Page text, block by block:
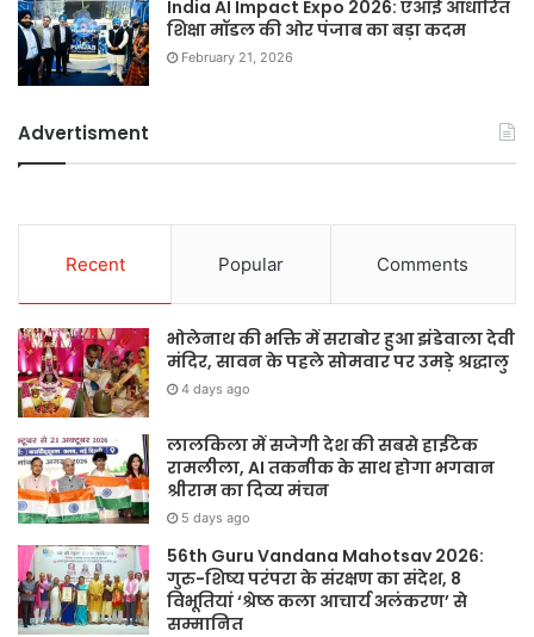
India AI Impact Expo 2026: एआई आधारित
शिक्षा मॉडल की ओर पंजाब का बड़ा कदम
February 21, 2026
Advertisment
Recent Popular Comments
भोलेनाथ की भक्ति में सराबोर हुआ झंडेवाला देवी
मंदिर, सावन के पहले सोमवार पर उमड़े श्रद्धालु
4 days ago
लालकिला में सजेगी देश की सबसे हाईटेक
रामलीला, AI तकनीक के साथ होगा भगवान
श्रीराम का दिव्य मंचन
5 days ago
56th Guru Vandana Mahotsav 2026:
गुरु-शिष्य परंपरा के संरक्षण का संदेश, 8
विभूतियां ‘श्रेष्ठ कला आचार्य अलंकरण’ से
सम्मानित